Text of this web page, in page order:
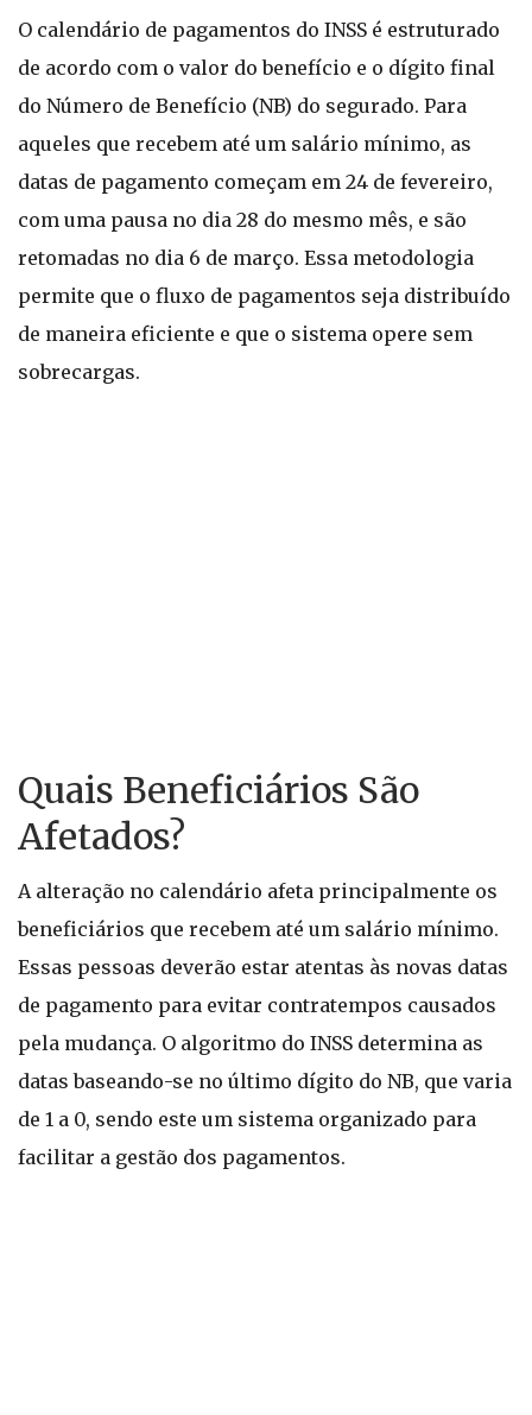
O calendário de pagamentos do INSS é estruturado
de acordo com o valor do benefício e o dígito final
do Número de Benefício (NB) do segurado. Para
aqueles que recebem até um salário mínimo, as
datas de pagamento começam em 24 de fevereiro,
com uma pausa no dia 28 do mesmo mês, e são
retomadas no dia 6 de março. Essa metodologia
permite que o fluxo de pagamentos seja distribuído
de maneira eficiente e que o sistema opere sem
sobrecargas.
Quais Beneficiários São
Afetados?
A alteração no calendário afeta principalmente os
beneficiários que recebem até um salário mínimo.
Essas pessoas deverão estar atentas às novas datas
de pagamento para evitar contratempos causados
pela mudança. O algoritmo do INSS determina as
datas baseando-se no último dígito do NB, que varia
de 1 a 0, sendo este um sistema organizado para
facilitar a gestão dos pagamentos.